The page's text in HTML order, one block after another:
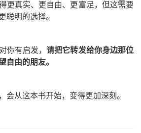
更真实、更自由、更富足，但这需要
聪明的选择。
你有启发，请把它转发给你身边那位
自由的朋友。
会从这本书开始，变得更加深刻。